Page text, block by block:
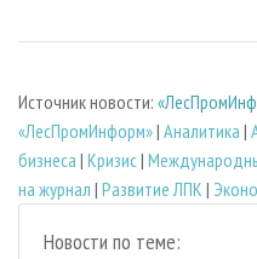
Источник новости:
«ЛесПромИнформ»| Аналитика |
бизнеса | Кризис|
на журнал | Развитие ЛПК |
Новости по теме: